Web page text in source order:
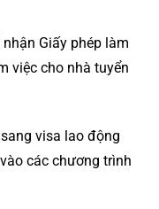
Giấy phép làm
việc cho nhà tuyển
visa lao động
các chương trình